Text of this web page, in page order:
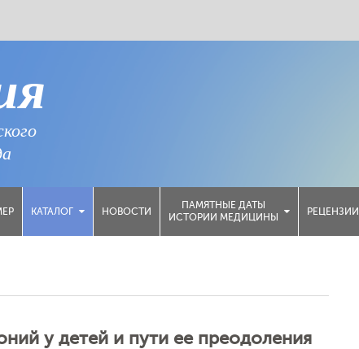
КАТАЛОГ НОВОСТИ
ПАМЯТНЫЕ ДАТЫ
ИСТОРИИ МЕДИЦИНЫ
РЕЦЕНЗИИ
у детей и пути ее преодоления